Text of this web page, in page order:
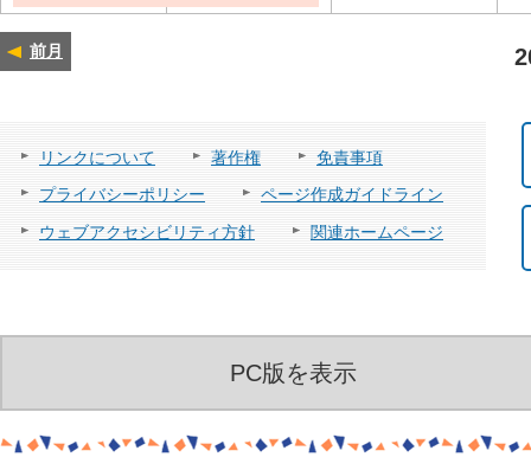
前月
リンクについて 著作権
免責事項
プライバシーポリシー
ページ作成ガイドライン
ウェブアクセシビリティ方針
関連ホームページ
PC版を表示